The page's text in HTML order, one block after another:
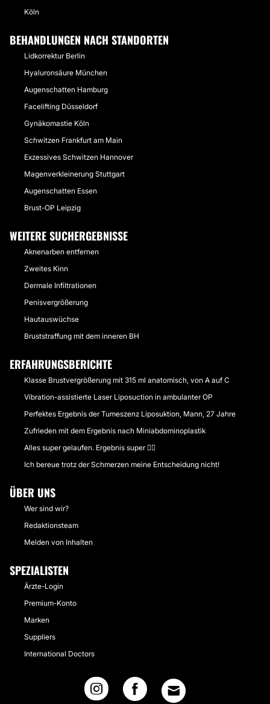
Köln
BEHANDLUNGEN NACH STANDORTEN
Lidkorrektur Berlin
Hyaluronsäure München
Augenschatten Hamburg
Facelifting Düsseldorf
Gynäkomastie Köln
Schwitzen Frankfurt am Main
Exzessives Schwitzen Hannover
Magenverkleinerung Stuttgart
Augenschatten Essen
Brust-OP Leipzig
WEITERE SUCHERGEBNISSE
Aknenarben entfernen
Zweites Kinn
Dermale Infiltrationen
Penisvergrößerung
Hautauswüchse
Bruststraffung mit dem inneren BH
ERFAHRUNGSBERICHTE
Klasse Brustvergrößerung mit 315 ml anatomisch, von A auf C
Vibration-assistierte Laser Liposuction in ambulanter OP
Perfektes Ergebnis der Tumeszenz Liposuktion, Mann, 27 Jahre
Zufrieden mit dem Ergebnis nach Miniabdominoplastik
Alles super gelaufen. Ergebnis super 👍🏻
Ich bereue trotz der Schmerzen meine Entscheidung nicht!
ÜBER UNS
Wer sind wir?
Redaktionsteam
Melden von Inhalten
SPEZIALISTEN
Ärzte-Login
Premium-Konto
Marken
Suppliers
International Doctors